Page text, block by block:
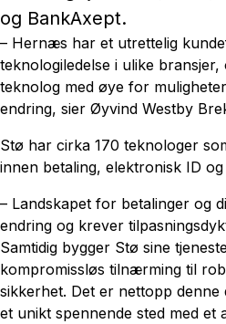
og BankAxept.
– Hernæs har et utrettelig
teknologiledelse i ulike
teknolog med øye for
endring, sier Øyvind Westby
Stø har cirka 170 teknologer
innen betaling, elektronisk ID og
– Landskapet for betalinger og
endring og krever
Samtidig bygger Stø sine
kompromissløs tilnærming til
sikkerhet. Det er nettopp denne
et unikt spennende sted med et